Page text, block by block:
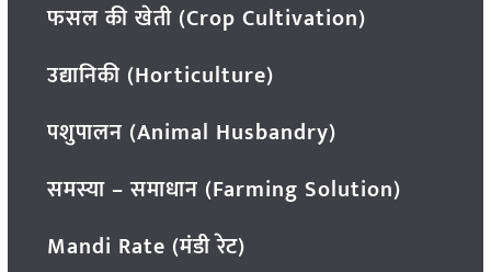
फसल की खेती (Crop Cultivation)
उद्यानिकी (Horticulture)
पशुपालन (Animal Husbandry)
समस्या – समाधान (Farming Solution)
Mandi Rate (मंडी रेट)